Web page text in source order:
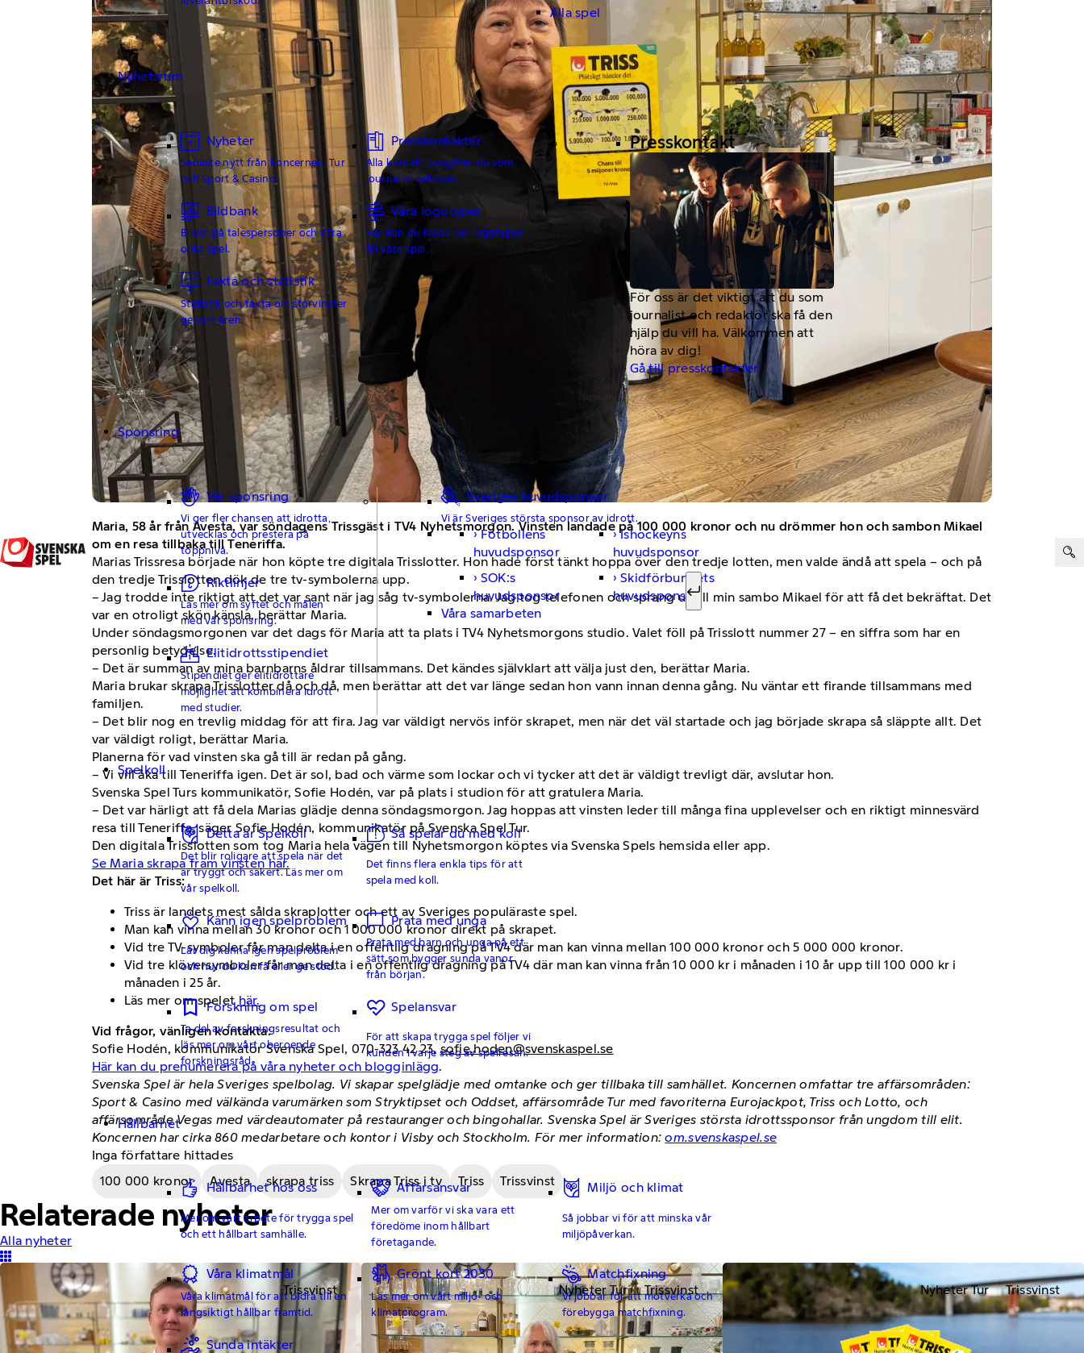
Alla spel
Nyhetsrum
Nyheter
Senaste nytt från koncernen, Tur
och Sport & Casino.
Presskontakter
Alla kontaktuppgifter du som
journalist behöver.
Bildbank
Bilder på talespersoner och våra
olika spel.
Våra logotyper
Här kan du ladda ner logotyper
till våra spel.
Fakta och statistik
Statistik och fakta om storvinster
genom åren.
Presskontakt
För oss är det viktigt att du som
journalist och redaktör ska få den
hjälp du vill ha. Välkommen att
höra av dig!
Gå till presskontakter
Sponsring
Vår sponsring
Vi ger fler chansen att idrotta,
utvecklas och prestera på
toppnivå.
Riktlinjer
Läs mer om syftet och målen
med vår sponsring.
Elitidrottsstipendiet
Stipendiet ger elitidrottare
möjlighet att kombinera idrott
med studier.
Sveriges huvudsponsor
Vi är Sveriges största sponsor av idrott.
Fotbollens
huvudsponsor
Ishockeyns
huvudsponsor
SOK:s
huvudsponsor
Skidförbundets
huvudsponsor
Våra samarbeten
Spelkoll
Detta är Spelkoll
Det blir roligare att spela när det
är tryggt och säkert. Läs mer om
vår spelkoll.
Så spelar du med koll
Det finns flera enkla tips för att
spela med koll.
Känn igen spelproblem
Lär dig känna igen spelproblem
och hur du kan få eller ge stöd.
Prata med unga
Prata med barn och unga på ett
sätt som bygger sunda vanor
från början.
Forskning om spel
Ta del av forskningsresultat och
läs mer om vårt oberoende
forskningsråd.
Spelansvar
För att skapa trygga spel följer vi
kunden i varje steg av spelresan.
Hållbarhet
Hållbarhet hos oss
Mer om vårt arbete för trygga spel
och ett hållbart samhälle.
Affärsansvar
Mer om varför vi ska vara ett
föredöme inom hållbart
företagande.
Miljö och klimat
Så jobbar vi för att minska vår
miljöpåverkan.
Våra klimatmål
Våra klimatmål för att bidra till en
långsiktigt hållbar framtid.
Grönt kort 2030
Läs mer om vårt miljö- och
klimatprogram.
Matchfixning
Vi jobbar för att motverka och
förebygga matchfixning.
Sunda intäkter
Sök efter:
Sök
Maria, 58 år från Avesta, var söndagens Trissgäst i TV4 Nyhetsmorgon. Vinsten landade på 100 000 kronor och nu drömmer hon och sambon Mikael
om en resa tillbaka till Teneriffa.
Marias Trissresa började när hon köpte tre digitala Trisslotter. Hon hade först tänkt hoppa över den tredje lotten, men valde ändå att spela – och på
den tredje Trisslotten dök de tre tv-symbolerna upp.
– Jag trodde inte riktigt att det var sant när jag såg tv-symbolerna. Jag tog telefonen och sprang ut till min sambo Mikael för att få det bekräftat. Det
var en otroligt skön känsla, berättar Maria.
Under söndagsmorgonen var det dags för Maria att ta plats i TV4 Nyhetsmorgons studio. Valet föll på Trisslott nummer 27 – en siffra som har en
personlig betydelse.
– Det är summan av mina barnbarns åldrar tillsammans. Det kändes självklart att välja just den, berättar Maria.
Maria brukar skrapa Trisslotter då och då, men berättar att det var länge sedan hon vann innan denna gång. Nu väntar ett firande tillsammans med
familjen.
– Det blir nog en trevlig middag för att fira. Jag var väldigt nervös inför skrapet, men när det väl startade och jag började skrapa så släppte allt. Det
var väldigt roligt, berättar Maria.
Planerna för vad vinsten ska gå till är redan på gång.
– Vi vill åka till Teneriffa igen. Det är sol, bad och värme som lockar och vi tycker att det är väldigt trevligt där, avslutar hon.
Svenska Spel Turs kommunikatör, Sofie Hodén, var på plats i studion för att gratulera Maria.
– Det var härligt att få dela Marias glädje denna söndagsmorgon. Jag hoppas att vinsten leder till många fina upplevelser och en riktigt minnesvärd
resa till Teneriffa, säger Sofie Hodén, kommunikatör på Svenska Spel Tur.
Den digitala Trisslotten som tog Maria hela vägen till Nyhetsmorgon köptes via Svenska Spels hemsida eller app.
Se Maria skrapa fram vinsten här.
Det här är Triss:
Triss är landets mest sålda skraplotter och ett av Sveriges populäraste spel.
Man kan vinna mellan 30 kronor och 1 000 000 kronor direkt på skrapet.
Vid tre TV-symboler får man delta i en offentlig dragning på TV4 där man kan vinna mellan 100 000 kronor och 5 000 000 kronor.
Vid tre klöversymboler får man delta i en offentlig dragning på TV4 där man kan vinna från 10 000 kr i månaden i 10 år upp till 100 000 kr i
månaden i 25 år.
Läs mer om spelet här.
Vid frågor, vänligen kontakta:
Sofie Hodén, kommunikatör Svenska Spel, 070-323 42 23,sofie.hoden@svenskaspel.se
Här kan du prenumerera på våra nyheter och blogginlägg.
Svenska Spel är hela Sveriges spelbolag. Vi skapar spelglädje med omtanke och ger tillbaka till samhället. Koncernen omfattar tre affärsområden:
Sport & Casino med välkända varumärken som Stryktipset och Oddset, affärsområde Tur med favoriterna Eurojackpot, Triss och Lotto, och
affärsområde Vegas med värdeautomater på restauranger och bingohallar. Svenska Spel är Sveriges största idrottssponsor från ungdom till elit.
Koncernen har cirka 860 medarbetare och kontor i Visby och Stockholm. För mer information:om.svenskaspel.se
Inga författare hittades
100 000 kronor
Avesta skrapa triss Skrapa Triss i tv Triss Trissvinst
Relaterade nyheter
Alla nyheter
Trissvinst Nyheter Tur Trissvinst Nyheter Tur Trissvinst